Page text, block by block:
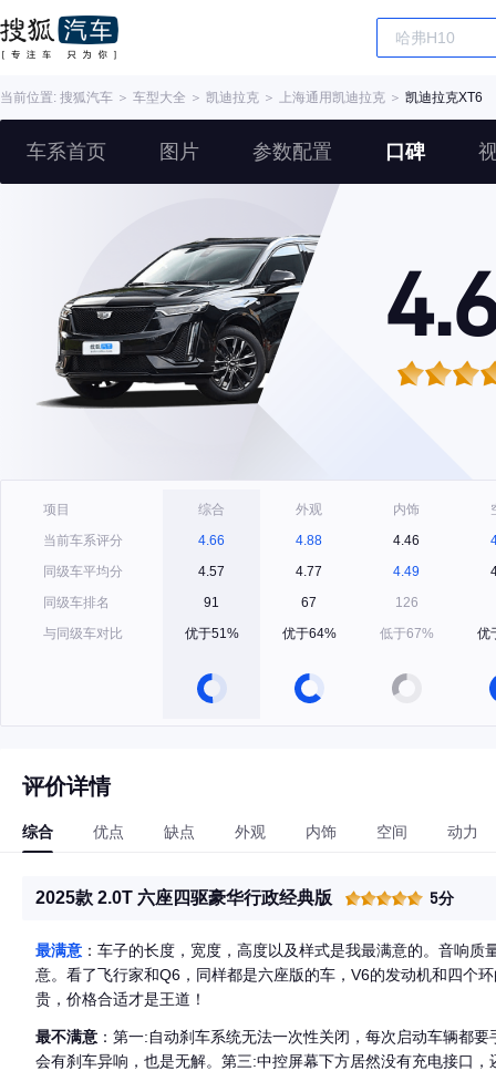
当前位置: 搜狐汽车 ＞ 车型大全 ＞ 凯迪拉克 ＞ 上海通用凯迪拉克 ＞ 凯迪拉克XT6
车系首页 图片 参数配置 口碑
项目
当前车系评分
同级车平均分
同级车排名
与同级车对比
综合
4.66
4.57
91
优于51%
外观
4.88
4.77
67
优于64%
内饰
4.46
4.49
126
低于67%
优
评价详情
综合 优点 缺点 外观 内饰 空间 动力
2025款 2.0T 六座四驱豪华行政经典版 5分
最满意 ：车子的长度，宽度，高度以及样式是我最满意的。音响
意。看了飞行家和Q6，同样都是六座版的车，V6的发动机和四个
贵，价格合适才是王道！
最不满意 ：第一:自动刹车系统无法一次性关闭，每次启动车辆都
会有刹车异响，也是无解。第三:中控屏幕下方居然没有充电接口